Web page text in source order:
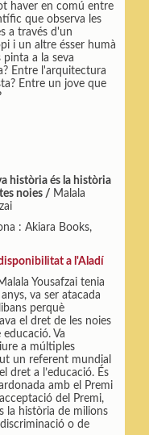
haver en comú entre
que observa les
a través d'un
i un altre ésser humà
pinta a la seva
Entre l'arquitectura
Entre un jove que
història és la història
noies / Malala
: Akiara Books,
a l'Aladí
Yousafzai tenia
va ser atacada
perquè
el dret de les noies
educació. Va
a múltiples
un referent mundial
dret a l’educació. És
amb el Premi
del Premi,
la història de milions
o de